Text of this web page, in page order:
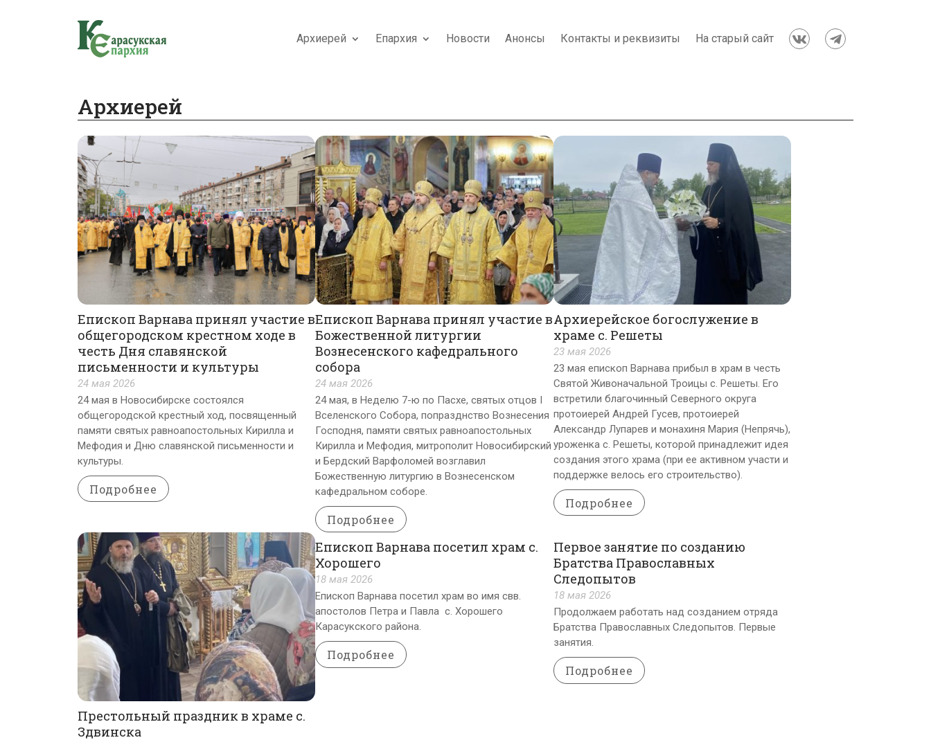
Архиерей Епархия Новости Анонсы Контакты и реквизиты На старый сайт  
Архиерей
Епископ Варнава принял участие в
общегородском крестном ходе в
честь Дня славянской
письменности и культуры
24 мая 2026
24 мая в Новосибирске состоялся
общегородской крестный ход, посвященный
памяти святых равноапостольных Кирилла и
Мефодия и Дню славянской письменности и
культуры.
Подробнее
Епископ Варнава принял участие в
Божественной литургии
Вознесенского кафедрального
собора
24 мая 2026
24 мая, в Неделю 7-ю по Пасхе, святых отцов I
Вселенского Собора, попразднство Вознесения
Господня, памяти святых равноапостольных
Кирилла и Мефодия, митрополит Новосибирский
и Бердский Варфоломей возглавил
Божественную литургию в Вознесенском
кафедральном соборе.
Подробнее
Архиерейское богослужение в
храме с. Решеты
23 мая 2026
23 мая епископ Варнава прибыл в храм в честь
Святой Живоначальной Троицы с. Решеты. Его
встретили благочинный Северного округа
протоиерей Андрей Гусев, протоиерей
Александр Лупарев и монахиня Мария (Непрячь),
уроженка с. Решеты, которой принадлежит идея
создания этого храма (при ее активном участи и
поддержке велось его строительство).
Подробнее
Престольный праздник в храме с.
Здвинска
Епископ Варнава посетил храм с.
Хорошего
18 мая 2026
Епископ Варнава посетил храм во имя свв.
апостолов Петра и Павла с. Хорошего
Карасукского района.
Подробнее
Первое занятие по созданию
Братства Православных
Следопытов
18 мая 2026
Продолжаем работать над созданием отряда
Братства Православных Следопытов. Первые
занятия.
Подробнее